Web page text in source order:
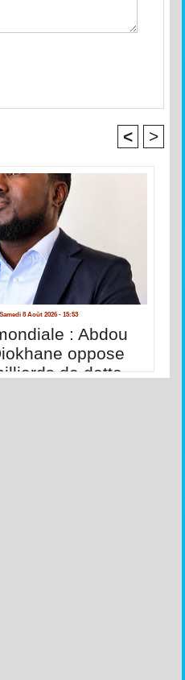
< >
Samedi 8 Août 2026 - 15:53
: Abdou
oppose
de dette